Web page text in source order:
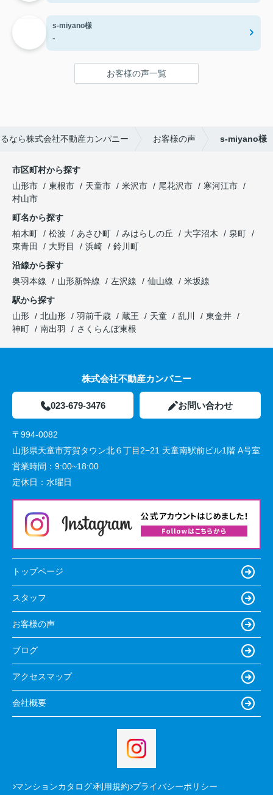
s-miyano様
-
お客様の声一覧
なら株式会社不動産カンパニー お客様の声 s-miyano様
市区町村から探す
山形市
東根市 天童市 米沢市 尾花沢市
寒河江市
村山市
町名から探す
柏木町
松波 あさひ町 みはらしの丘 大字沼木
泉町
東青田
大野目 浜崎
鈴川町
沿線から探す
奥羽本線
山形新幹線 左沢線 仙山線
米坂線
駅から探す
山形
北山形 羽前千歳 蔵王 天童 乱川
東金井
神町
南出羽 さくらんぼ東根
株式会社不動産カンパニー
023-679-3476 お問い合わせ
〒994-0082
山形県天童市芳賀タウン北６丁目2−21 天童南駅前ビル1階 A号室
営業時間： 9:00~18:00
定休日： 水曜日
トップページ
スタッフ
お客様の声
ブログ
アクセスマップ
会社概要
マンションカタログ 利用規約 プライバシーポリシー